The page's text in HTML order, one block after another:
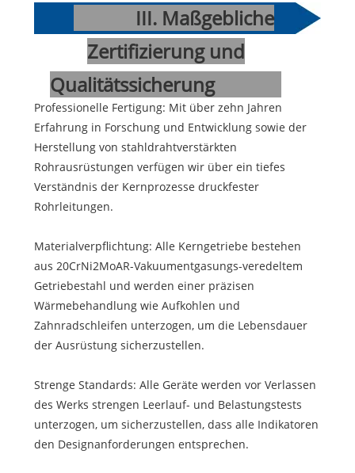
III. Maßgebliche
Zertifizierung und
Qualitätssicherung
Professionelle Fertigung: Mit über zehn Jahren
Erfahrung in Forschung und Entwicklung sowie der
Herstellung von stahldrahtverstärkten
Rohrausrüstungen verfügen wir über ein tiefes
Verständnis der Kernprozesse druckfester
Rohrleitungen.
Materialverpflichtung: Alle Kerngetriebe bestehen
aus 20CrNi2MoAR-Vakuumentgasungs-veredeltem
Getriebestahl und werden einer präzisen
Wärmebehandlung wie Aufkohlen und
Zahnradschleifen unterzogen, um die Lebensdauer
der Ausrüstung sicherzustellen.
Strenge Standards: Alle Geräte werden vor Verlassen
des Werks strengen Leerlauf- und Belastungstests
unterzogen, um sicherzustellen, dass alle Indikatoren
den Designanforderungen entsprechen.